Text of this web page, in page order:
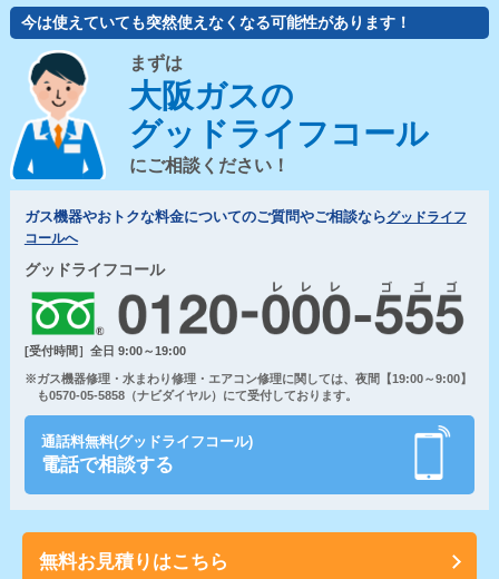
今は使えていても突然使えなくなる可能性があります！
まずは
大阪ガスの
グッドライフコール
にご相談ください！
ガス機器やおトクな料金についてのご質問やご相談ならグッドライフ
コールへ
グッドライフコール
[受付時間］全日 9:00～19:00
※ガス機器修理・水まわり修理・エアコン修理に関しては、夜間【19:00～9:00】
も0570-05-5858（ナビダイヤル）にて受付しております。
通話料無料(グッドライフコール)
電話で相談する
無料お見積りはこちら